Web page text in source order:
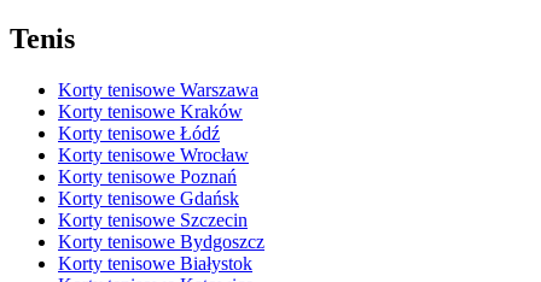
Tenis
Korty tenisowe Warszawa
Korty tenisowe Kraków
Korty tenisowe Łódź
Korty tenisowe Wrocław
Korty tenisowe Poznań
Korty tenisowe Gdańsk
Korty tenisowe Szczecin
Korty tenisowe Bydgoszcz
Korty tenisowe Białystok